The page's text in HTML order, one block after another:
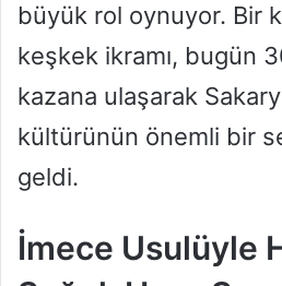
büyük rol oynuyor. Bir
keşkek ikramı, bugün
kazana ulaşarak
kültürünün önemli bir
geldi.
İmece Usulüyle